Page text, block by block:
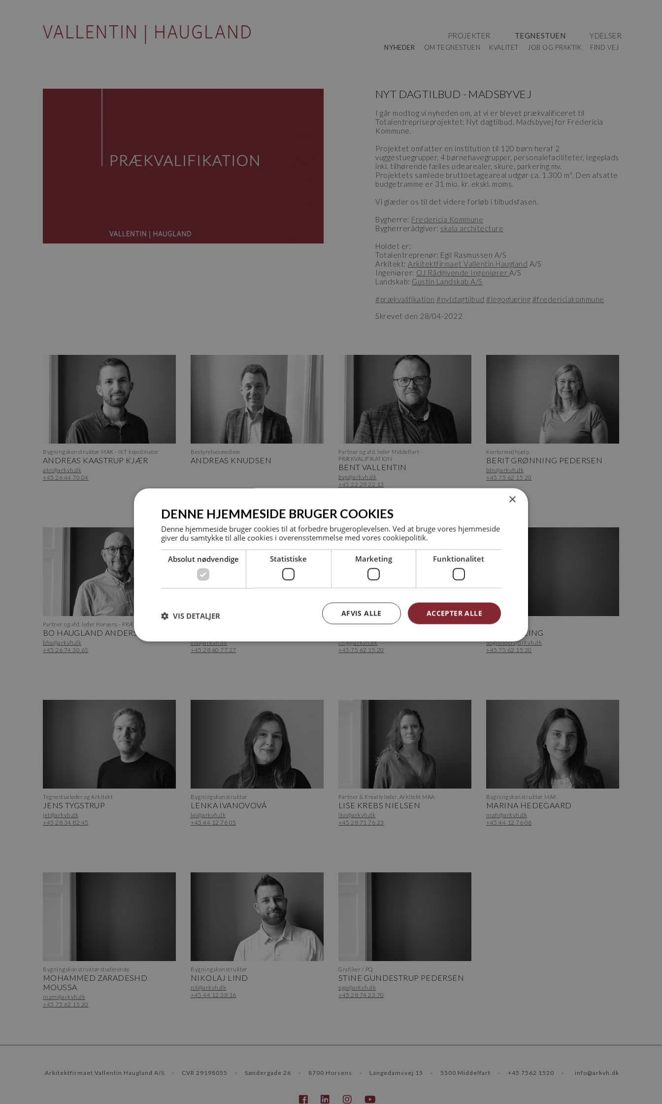
PROJEKTER TEGNESTUEN
NYHEDER OM TEGNESTUEN KVALITET JOB OG PRAKTIK FIND VEJ
YDELSER
NYT DAGTILBUD - MADSBYVEJ
I går modtog vi nyheden om, at vi er blevet prækvalificeret til
Totalentrepriseprojektet: Nyt dagtilbud, Madsbyvej for Fredericia
Kommune.
Projektet omfatter en institution til 120 børn heraf 2
vuggestuegrupper, 4 børnehavegrupper, personalefaciliteter, legeplads
inkl. tilhørende fælles udearealer, skure, parkering mv.
Projektets samlede bruttoetageareal udgør ca. 1.300 m². Den afsatte
budgetramme er 31 mio. kr. ekskl. moms.
Vi glæder os til det videre forløb i tilbudsfasen.
Bygherre: Fredericia Kommune
Bygherrerådgiver: skala architecture
Holdet er:
Totalentreprenør: Egil Rasmussen A/S
Arkitekt: Arkitektfirmaet Vallentin Haugland A/S
Ingeniører: OJ Rådgivende Ingeniører A/S
Landskab: Gustin Landskab A/S
#prækvalifikation #nytdagtilbud #legoglæring #fredericiakommune
Skrevet den 28/04-2022
Bygningskonstruktør MAK - IKT koordinator
ANDREAS KAASTRUP KJÆR
akn@arkvh.dk
+45 26 44 70 04
Bestyrelsesmedlem
ANDREAS KNUDSEN
Partner og afd. leder Middelfart -
PRÆKVALIFIKATION
BENT VALLENTIN
bvp@arkvh.dk
+45 22 29 22 13
Kontormedhjælp
BERIT GRØNNING PEDERSEN
btn@arkvh.dk
+45 75 62 15 20
Partner og afd. leder Horsens - PRÆKVALIFIKATION
BO HAUGLAND ANDERSEN
bha@arkvh.dk
+45 26 74 30 65
eol@arkvh.dk
+45 28 60 77 27
Studiemedarbejder
img@arkvh.dk
+45 75 62 15 20
Bogholder
JAN BRYLLING
bogholder@arkvh.dk
+45 75 62 15 20
Tegnestueleder og Arkitekt
JENS TYGSTRUP
jet@arkvh.dk
+45 28 34 82 45
Bygningskonstruktør
LENKA IVANOVOVÁ
lei@arkvh.dk
+45 44 12 76 05
Partner & Kreativ leder, Arkitekt MAA
LISE KREBS NIELSEN
lkn@arkvh.dk
+45 28 71 76 23
Bygningskonstruktør MAK
MARINA HEDEGAARD
mah@arkvh.dk
+45 44 12 76 06
Bygningskonstruktørstuderende
MOHAMMED ZARADESHD
MOUSSA
mzm@arkvh.dk
+45 75 62 15 20
Bygningskonstruktør
NIKOLAJ LIND
nil@arkvh.dk
+45 44 12 38 16
Grafiker / PQ
STINE GUNDESTRUP PEDERSEN
sgp@arkvh.dk
+45 28 74 23 70
Arkitektfirmaet Vallentin Haugland A/S - CVR 29198055 - Søndergade 26 - 8700 Horsens - Langedamsvej 15 - 5500 Middelfart - +45 7562 1520 - info@arkvh.dk
×
DENNE HJEMMESIDE BRUGER COOKIES
Denne hjemmeside bruger cookies til at forbedre brugeroplevelsen. Ved at bruge vores hjemmeside
giver du samtykke til alle cookies i overensstemmelse med vores cookiepolitik.
Absolut nødvendige Statistiske Marketing Funktionalitet
ACCEPTER ALLE
AFVIS ALLE
VIS DETALJER